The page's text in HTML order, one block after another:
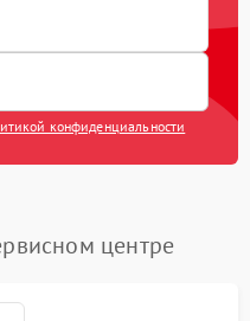
конфиденциальности
центре